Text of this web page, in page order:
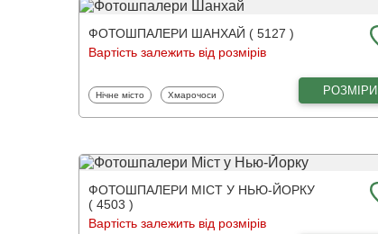
ФОТОШПАЛЕРИ ШАНХАЙ ( 5127 )
Вартість залежить від розмірів
Фотошпалери
Нічне місто Фотошпалери
Хмарочоси РОЗМІРИ
ФОТОШПАЛЕРИ МІСТ У НЬЮ-ЙОРКУ
( 4503 )
Вартість залежить від розмірів